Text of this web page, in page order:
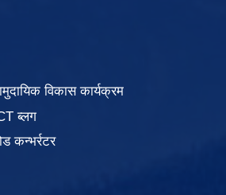
विकास कार्यक्रम
ब्लग
कन्भर्रटर